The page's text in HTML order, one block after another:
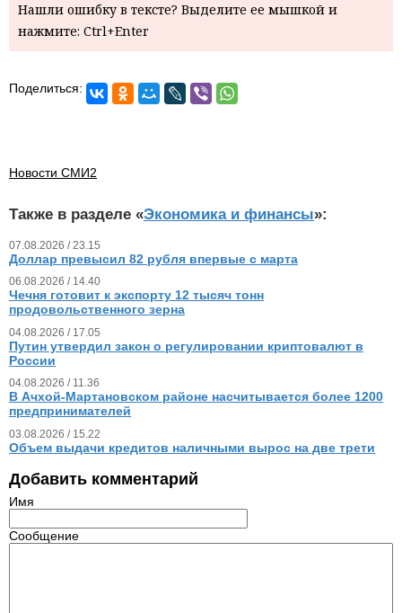
Нашли ошибку в тексте? Выделите ее мышкой и
нажмите: Ctrl+Enter
Поделиться:
Новости СМИ2
Также в разделе «Экономика и финансы»:
07.08.2026 / 23.15
Доллар превысил 82 рубля впервые с марта
06.08.2026 / 14.40
Чечня готовит к экспорту 12 тысяч тонн
продовольственного зерна
04.08.2026 / 17.05
Путин утвердил закон о регулировании криптовалют в
России
04.08.2026 / 11.36
В Ачхой-Мартановском районе насчитывается более 1200
предпринимателей
03.08.2026 / 15.22
Объем выдачи кредитов наличными вырос на две трети
Добавить комментарий
Имя
Сообщение